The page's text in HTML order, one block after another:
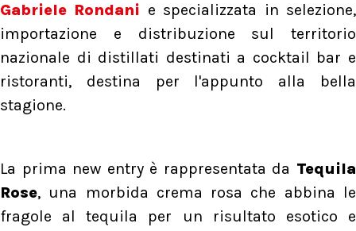
Gabriele Rondani e specializzata in selezione,
importazione e distribuzione sul territorio
nazionale di distillati destinati a cocktail bar e
ristoranti, destina per l'appunto alla bella
stagione.
La prima new entry è rappresentata da Tequila
Rose, una morbida crema rosa che abbina le
fragole al tequila per un risultato esotico e